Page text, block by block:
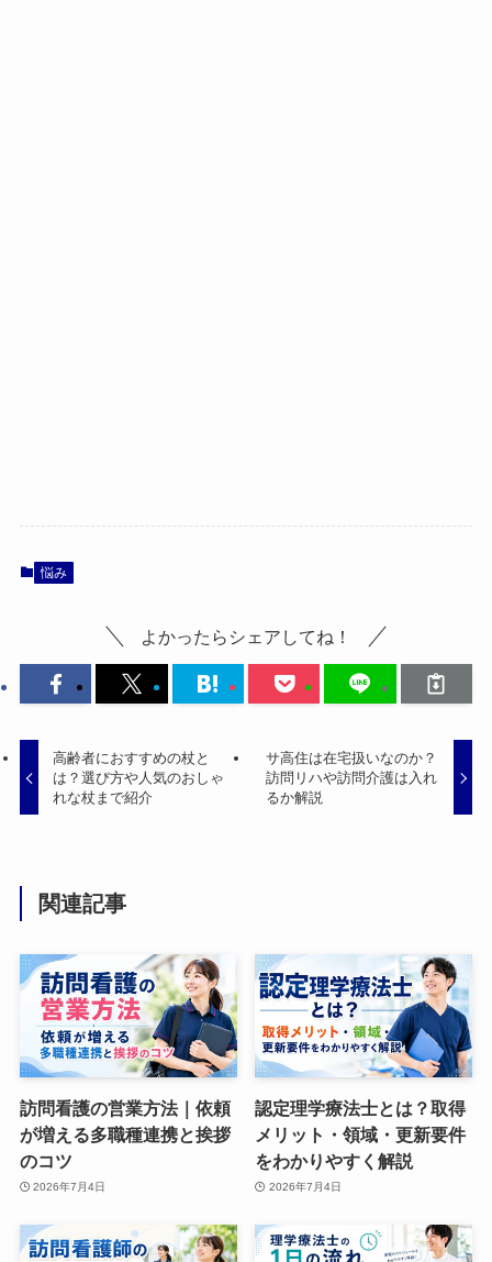
悩み
よかったらシェアしてね！
高齢者におすすめの杖と
は？選び方や人気のおしゃ
れな杖まで紹介
サ高住は在宅扱いなのか？
訪問リハや訪問介護は入れ
るか解説
関連記事
訪問看護の営業方法｜依頼
が増える多職種連携と挨拶
のコツ
2026年7月4日
認定理学療法士とは？取得
メリット・領域・更新要件
をわかりやすく解説
2026年7月4日